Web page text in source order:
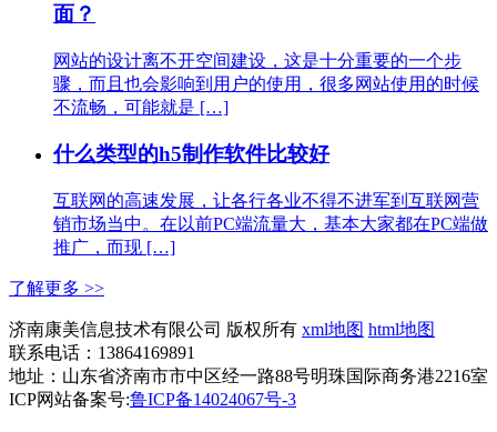
面？
网站的设计离不开空间建设，这是十分重要的一个步
骤，而且也会影响到用户的使用，很多网站使用的时候
不流畅，可能就是 […]
什么类型的h5制作软件比较好
互联网的高速发展，让各行各业不得不进军到互联网营
销市场当中。在以前PC端流量大，基本大家都在PC端做
推广，而现 […]
了解更多 >>
济南康美信息技术有限公司 版权所有 xml地图 html地图
联系电话：13864169891
地址：山东省济南市市中区经一路88号明珠国际商务港2216室
ICP网站备案号:鲁ICP备14024067号-3